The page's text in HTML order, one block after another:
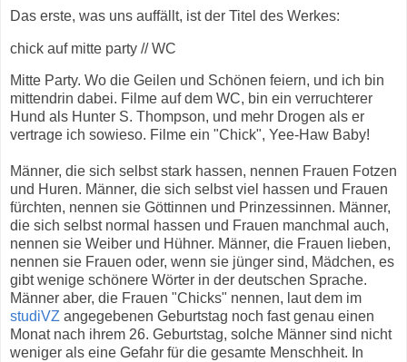
Das erste, was uns auffällt, ist der Titel des Werkes:
chick auf mitte party // WC
Mitte Party. Wo die Geilen und Schönen feiern, und ich bin
mittendrin dabei. Filme auf dem WC, bin ein verruchterer
Hund als Hunter S. Thompson, und mehr Drogen als er
vertrage ich sowieso. Filme ein "Chick", Yee-Haw Baby!
Männer, die sich selbst stark hassen, nennen Frauen Fotzen
und Huren. Männer, die sich selbst viel hassen und Frauen
fürchten, nennen sie Göttinnen und Prinzessinnen. Männer,
die sich selbst normal hassen und Frauen manchmal auch,
nennen sie Weiber und Hühner. Männer, die Frauen lieben,
nennen sie Frauen oder, wenn sie jünger sind, Mädchen, es
gibt wenige schönere Wörter in der deutschen Sprache.
Männer aber, die Frauen "Chicks" nennen, laut dem im
studiVZ angegebenen Geburtstag noch fast genau einen
Monat nach ihrem 26. Geburtstag, solche Männer sind nicht
weniger als eine Gefahr für die gesamte Menschheit. In